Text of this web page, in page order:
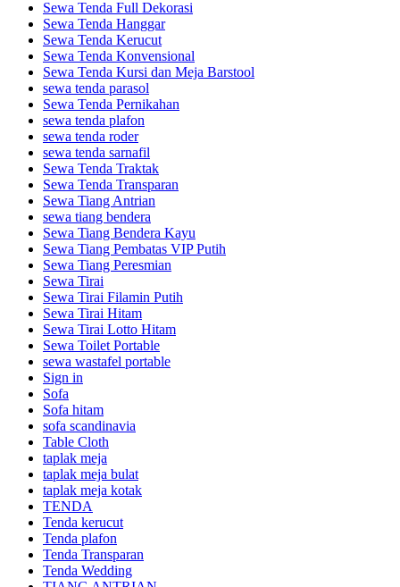
Sewa Tenda Full Dekorasi
Sewa Tenda Hanggar
Sewa Tenda Kerucut
Sewa Tenda Konvensional
Sewa Tenda Kursi dan Meja Barstool
sewa tenda parasol
Sewa Tenda Pernikahan
sewa tenda plafon
sewa tenda roder
sewa tenda sarnafil
Sewa Tenda Traktak
Sewa Tenda Transparan
Sewa Tiang Antrian
sewa tiang bendera
Sewa Tiang Bendera Kayu
Sewa Tiang Pembatas VIP Putih
Sewa Tiang Peresmian
Sewa Tirai
Sewa Tirai Filamin Putih
Sewa Tirai Hitam
Sewa Tirai Lotto Hitam
Sewa Toilet Portable
sewa wastafel portable
Sign in
Sofa
Sofa hitam
sofa scandinavia
Table Cloth
taplak meja
taplak meja bulat
taplak meja kotak
TENDA
Tenda kerucut
Tenda plafon
Tenda Transparan
Tenda Wedding